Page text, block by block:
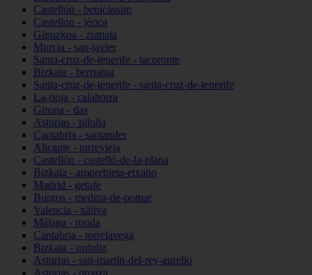
Castellón - benicàssim
Castellón - jérica
Gipuzkoa - zumaia
Murcia - san-javier
Santa-cruz-de-tenerife - tacoronte
Bizkaia - berriatua
Santa-cruz-de-tenerife - santa-cruz-de-tenerife
La-rioja - calahorra
Girona - das
Asturias - piloña
Cantabria - santander
Alicante - torrevieja
Castellón - castelló-de-la-plana
Bizkaia - amorebieta-etxano
Madrid - getafe
Burgos - medina-de-pomar
Valencia - xàtiva
Málaga - ronda
Cantabria - torrelavega
Bizkaia - urduliz
Asturias - san-martín-del-rey-aurelio
Asturias - proaza